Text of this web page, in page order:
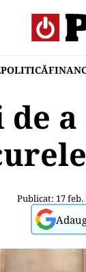
POLITICĂ
Publicat: 17 feb.